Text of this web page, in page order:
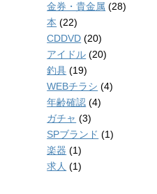
金券・貴金属 (28)
本 (22)
CDDVD (20)
アイドル (20)
釣具 (19)
WEBチラシ (4)
年齢確認 (4)
ガチャ (3)
SPブランド (1)
楽器 (1)
求人 (1)